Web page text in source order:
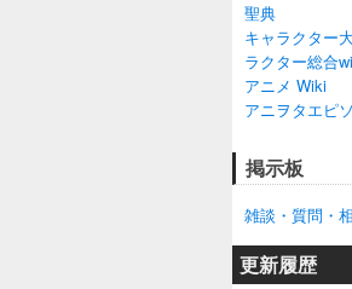
聖典
キャラクター
ラクター総合
アニメ Wiki
アニヲタエピ
掲示板
雑談・質問・
更新履歴